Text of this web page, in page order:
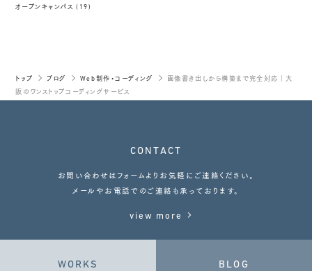
オープンキャンパス (19)
トップ ブログ Web制作・コーディング 画像書き出しから構築まで完全対応｜大
阪のワンストップコーディングサービス
CONTACT
お問い合わせはフォームよりお気軽にご連絡ください。
メールやお電話でのご連絡も承っております。
view more
WORKS BLOG